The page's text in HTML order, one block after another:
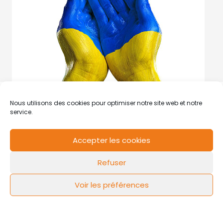
Nous utilisons des cookies pour optimiser notre site web et notre
service.
Accepter les cookies
Refuser
Voir les préférences
Mentions légales Politique de cookies
FLOW44